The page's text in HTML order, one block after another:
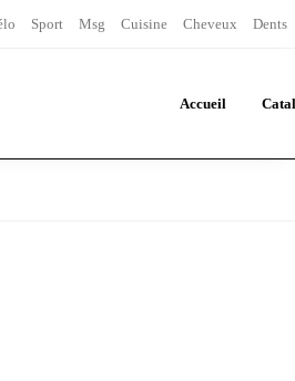
Sport Msg Cuisine Cheveux Dents
Accueil